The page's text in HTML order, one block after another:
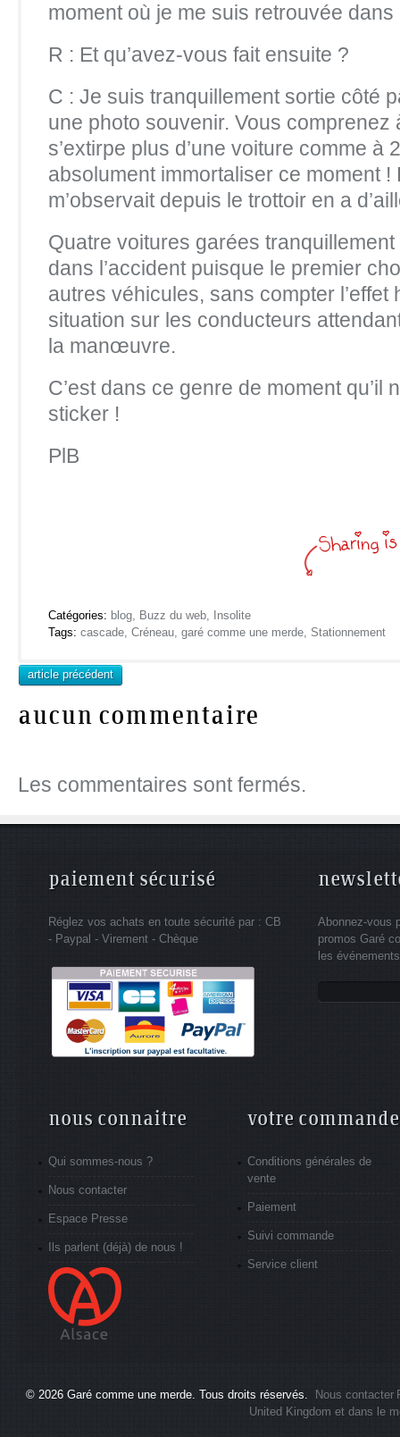
moment où je me suis retrouvée
R : Et qu’avez-vous fait ensuite ?
C : Je suis tranquillement sortie côté
une photo souvenir. Vous comprenez
s’extirpe plus d’une voiture comme à
absolument immortaliser ce moment !
m’observait depuis le trottoir en a
Quatre voitures garées
dans l’accident puisque le premier
autres véhicules, sans compter l’effet
situation sur les conducteurs
la manœuvre.
C’est dans ce genre de moment qu’il
sticker !
PlB
Catégories: blog, Buzz du web,
Insolite
Tags: cascade, Créneau, garé comme une merde, Stationnement
article précédent
aucun commentaire
Les commentaires sont fermés.
paiement sécurisé
Réglez vos achats en toute sécurité par : CB
- Paypal - Virement - Chèque
Abonnez-vous
promos Garé
les
nous connaitre
Qui sommes-nous ?
Nous contacter
Espace Presse
Ils parlent (déjà) de nous !
votre commande
Conditions générales de
vente
Paiement
Suivi commande
Service client
© 2026 Garé comme une merde . Tous droits réservés. Nous contacter
United Kingdom et dans le